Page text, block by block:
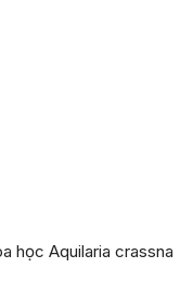
học Aquilaria crassna